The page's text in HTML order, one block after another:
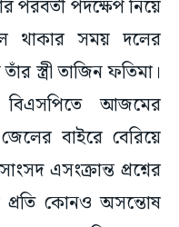
পরবর্তী পদক্ষেপ নিয়ে
থাকার সময় দলের
স্ত্রী তাজিন ফতিমা।
বিএসপিতে আজমের
বাইরে বেরিয়ে
এসংক্রান্ত প্রশ্নের
প্রতি কোনও অসন্তোষ